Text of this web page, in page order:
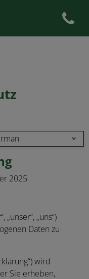
Open
2025
„uns“)
Daten zu
“) wird
Sie erheben,